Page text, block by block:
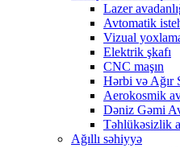
Lazer
Avtomatik
Vizual
Elektrik şkafı
CNC maşın
Hərbi və Ağır
Aerokosmik
Dəniz Gəmi
Təhlükəsizlik
Ağıllı səhiyyə